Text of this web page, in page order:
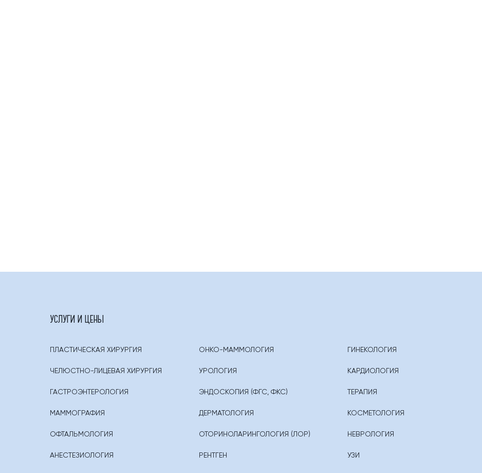
УСЛУГИ И ЦЕНЫ
ПЛАСТИЧЕСКАЯ ХИРУРГИЯ ОНКО-МАММОЛОГИЯ ГИНЕКОЛОГИЯ
ЧЕЛЮСТНО-ЛИЦЕВАЯ ХИРУРГИЯ УРОЛОГИЯ КАРДИОЛОГИЯ
ГАСТРОЭНТЕРОЛОГИЯ ЭНДОСКОПИЯ (ФГС, ФКС) ТЕРАПИЯ
МАММОГРАФИЯ ДЕРМАТОЛОГИЯ КОСМЕТОЛОГИЯ
ОФТАЛЬМОЛОГИЯ ОТОРИНОЛАРИНГОЛОГИЯ (ЛОР) НЕВРОЛОГИЯ
АНЕСТЕЗИОЛОГИЯ РЕНТГЕН УЗИ